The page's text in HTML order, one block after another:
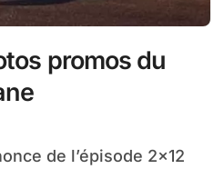
promos du